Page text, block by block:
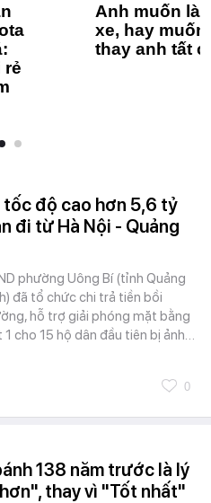
rẻ
Anh muốn
xe, hay
thay anh tất
độ cao hơn 5,6 tỷ
đi từ Hà Nội - Quảng
phường Uông Bí (tỉnh Quảng
đã tổ chức chi trả tiền bồi
hỗ trợ giải phóng mặt bằng
1 cho 15 hộ dân đầu tiên bị ảnh…
0
138 năm trước là lý
thay vì "Tốt nhất"